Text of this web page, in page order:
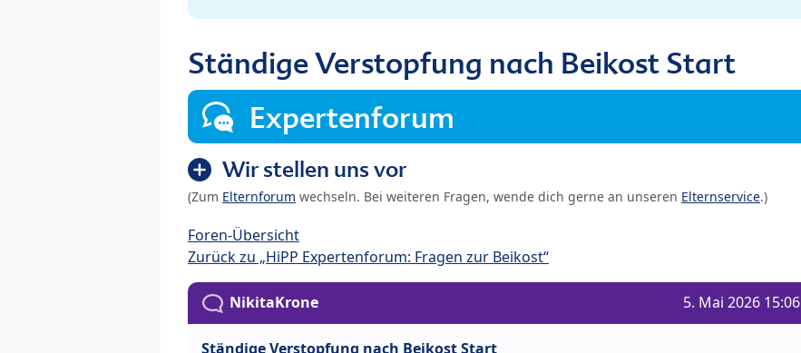
Ständige Verstopfung nach Beikost Start
Expertenforum
Wir stellen uns vor
(Zum Elternforum wechseln. Bei weiteren Fragen, wende dich gerne an unseren Elternservice.)
Foren-Übersicht
Zurück zu „HiPP Expertenforum: Fragen zur Beikost“
NikitaKrone 5. Mai 2026 15:06
Ständige Verstopfung nach Beikost Start